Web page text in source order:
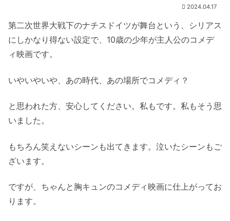
2024.04.17
第二次世界大戦下のナチスドイツが舞台という、シリアス
にしかなり得ない設定で、10歳の少年が主人公のコメデ
ィ映画です。
いやいやいや、あの時代、あの場所でコメディ？
と思われた方、安心してください。私もです。私もそう思
いました。
もちろん笑えないシーンも出てきます。泣いたシーンもご
ざいます。
ですが、ちゃんと胸キュンのコメディ映画に仕上がってお
ります。